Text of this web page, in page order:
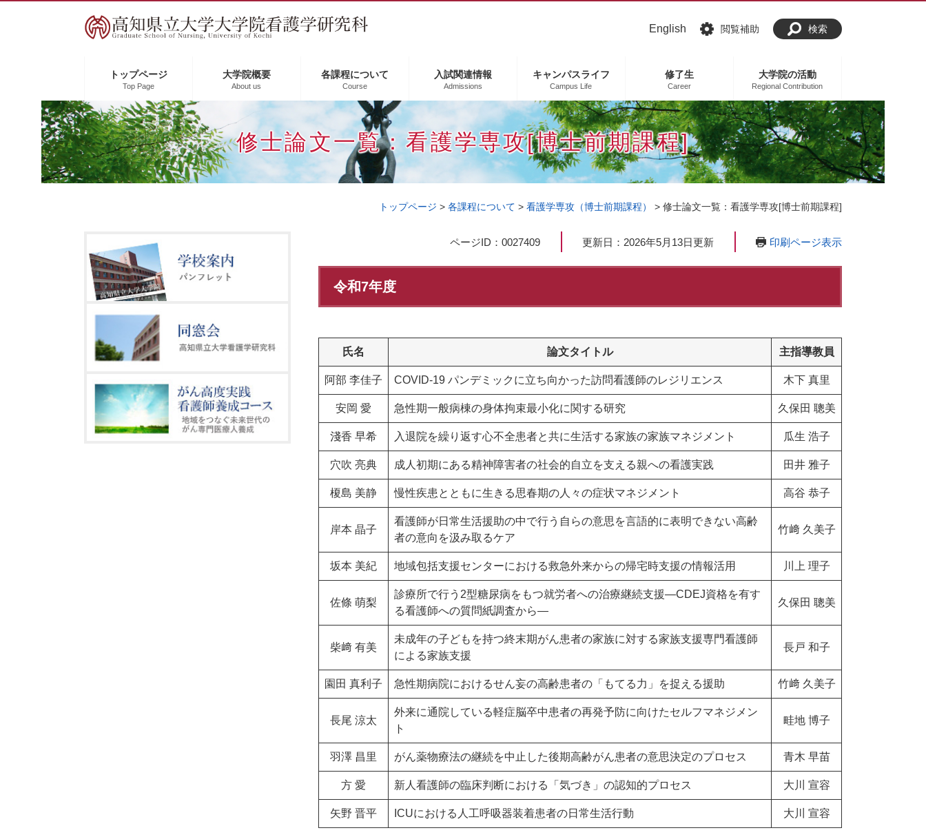
English 閲覧補助 検索
トップページ
Top Page
大学院概要
About us
各課程について
Course
入試関連情報
Admissions
キャンパスライフ
Campus Life
修了生
Career
大学院の活動
Regional Contribution
修士論文一覧：看護学専攻[博士前期課程]
トップページ > 各課程について > 看護学専攻（博士前期課程） > 修士論文一覧：看護学専攻[博士前期課程]
ページID：0027409 更新日：2026年5月13日更新 印刷ページ表示
令和7年度
氏名 論文タイトル 主指導教員
阿部 李佳子 COVID-19 パンデミックに立ち向かった訪問看護師のレジリエンス 木下 真里
安岡 愛 急性期一般病棟の身体拘束最小化に関する研究 久保田 聰美
淺香 早希 入退院を繰り返す心不全患者と共に生活する家族の家族マネジメント 瓜生 浩子
穴吹 亮典 成人初期にある精神障害者の社会的自立を支える親への看護実践 田井 雅子
榎島 美静 慢性疾患とともに生きる思春期の人々の症状マネジメント 高谷 恭子
岸本 晶子
看護師が日常生活援助の中で行う自らの意思を言語的に表明できない高齢
者の意向を汲み取るケア
竹﨑 久美子
坂本 美紀 地域包括支援センターにおける救急外来からの帰宅時支援の情報活用 川上 理子
佐條 萌梨
診療所で行う2型糖尿病をもつ就労者への治療継続支援―CDEJ資格を有す
る看護師への質問紙調査から―
久保田 聰美
柴﨑 有美
未成年の子どもを持つ終末期がん患者の家族に対する家族支援専門看護師
による家族支援
長戸 和子
園田 真利子 急性期病院におけるせん妄の高齢患者の「もてる力」を捉える援助 竹﨑 久美子
長尾 涼太
外来に通院している軽症脳卒中患者の再発予防に向けたセルフマネジメン
ト
畦地 博子
羽澤 昌里 がん薬物療法の継続を中止した後期高齢がん患者の意思決定のプロセス 青木 早苗
方 愛 新人看護師の臨床判断における「気づき」の認知的プロセス 大川 宣容
矢野 晋平 ICUにおける人工呼吸器装着患者の日常生活行動 大川 宣容